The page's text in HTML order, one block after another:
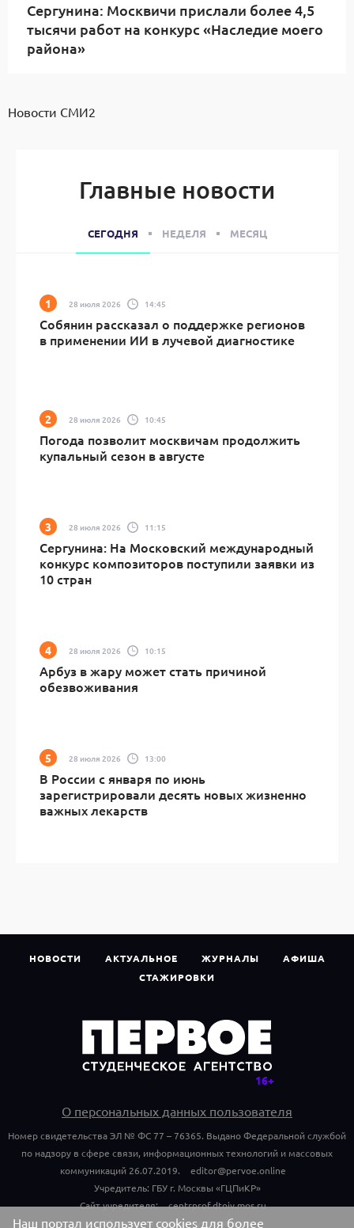
Сергунина: Москвичи прислали более 4,5
тысячи работ на конкурс «Наследие моего
района»
Новости СМИ2
Главные новости
СЕГОДНЯ НЕДЕЛЯ МЕСЯЦ
28 июля 2026 14:45
Собянин рассказал о поддержке регионов
в применении ИИ в лучевой диагностике
28 июля 2026 10:45
Погода позволит москвичам продолжить
купальный сезон в августе
28 июля 2026 11:15
Сергунина: На Московский международный
конкурс композиторов поступили заявки из
10 стран
28 июля 2026 10:15
Арбуз в жару может стать причиной
обезвоживания
28 июля 2026 13:00
В России с января по июнь
зарегистрировали десять новых жизненно
важных лекарств
НОВОСТИ АКТУАЛЬНОЕ ЖУРНАЛЫ
АФИША
СТАЖИРОВКИ
О персональных данных пользователя
Номер свидетельства ЭЛ № ФС 77 – 76365. Выдано Федеральной службой
по надзору в сфере связи, информационных технологий и массовых
коммуникаций 26.07.2019.
editor@pervoe.online
Учредитель: ГБУ г. Москвы «ГЦПиКР»
Сайт учредителя:
centrprof.dtoiv.mos.ru
Обращения граждан учредителю:
Наш портал использует cookies для более